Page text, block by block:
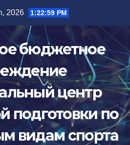
2026 1:23:00 PM
бюджетное
центр
подготовки по
видам спорта